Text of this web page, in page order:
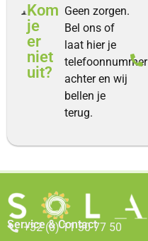
Kom
je
er
niet
uit?
Geen zorgen.
Bel ons of
laat hier je
telefoonnummer
achter en wij
bellen je
terug.
Service & Contact
+32 (0) 11 30 77 50